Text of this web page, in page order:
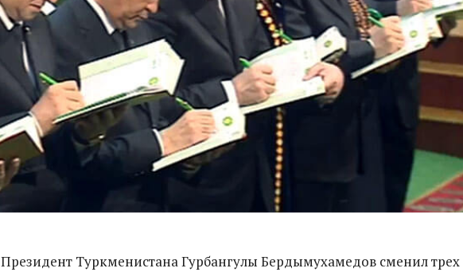
Президент Туркменистана Гурбангулы Бердымухамедов сменил трех